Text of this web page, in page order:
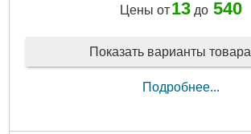
Цены от 13до 540
Показать варианты товара
Подробнее...